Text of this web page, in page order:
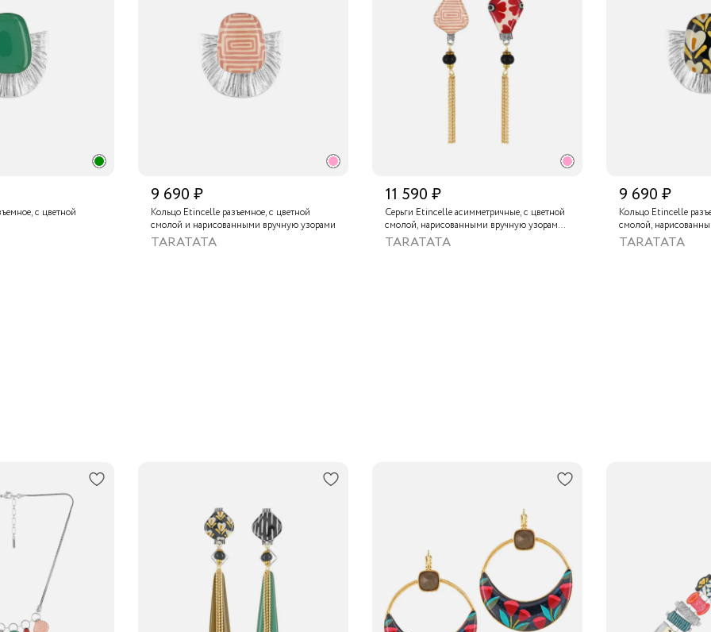
с цветной
9 690 ₽
Кольцо Etincelle разъемное, с цветной
смолой и нарисованными вручную узорами
TARATATA
11 590 ₽
Серьги Etincelle асимметричные, с цветной
смолой, нарисованными вручную узорами,
стеклянной бусиной и тонированным
гематитом
TARATATA
9 690 ₽
Кольцо Etincelle
смолой,
и золотой краской
TARATATA